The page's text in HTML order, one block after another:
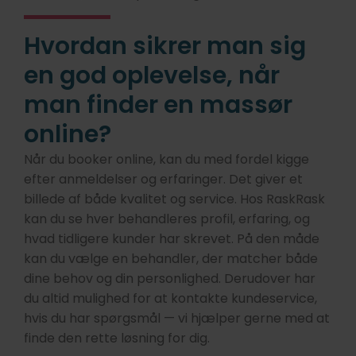
Hvordan sikrer man sig
en god oplevelse, når
man finder en massør
online?
Når du booker online, kan du med fordel kigge
efter anmeldelser og erfaringer. Det giver et
billede af både kvalitet og service. Hos RaskRask
kan du se hver behandleres profil, erfaring, og
hvad tidligere kunder har skrevet. På den måde
kan du vælge en behandler, der matcher både
dine behov og din personlighed. Derudover har
du altid mulighed for at kontakte kundeservice,
hvis du har spørgsmål — vi hjælper gerne med at
finde den rette løsning for dig.